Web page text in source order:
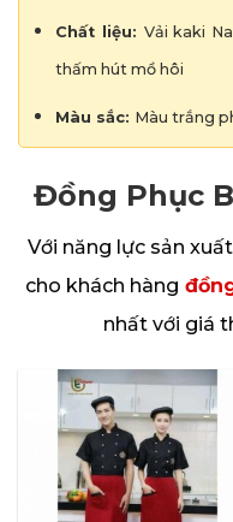
Chất liệu: Vải kaki
thấm hút mồ hôi
Màu sắc: Màu trắng
Đồng Phục
Với năng lực sản
cho khách hàng
nhất với giá